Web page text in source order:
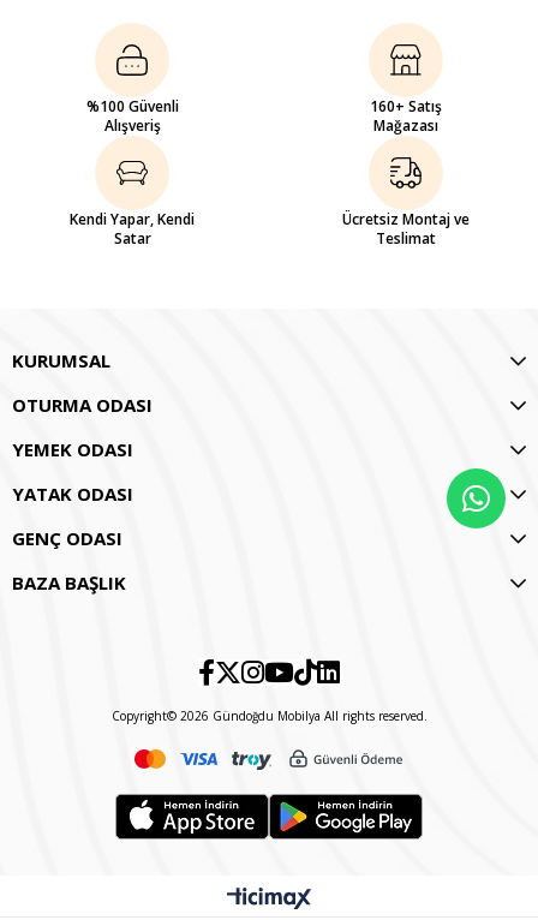
%100 Güvenli
Alışveriş
160+ Satış
Mağazası
Kendi Yapar, Kendi
Satar
Ücretsiz Montaj ve
Teslimat
KURUMSAL
OTURMA ODASI
YEMEK ODASI
YATAK ODASI
GENÇ ODASI
BAZA BAŞLIK
Copyright© 2026 Gündoğdu Mobilya All rights reserved.